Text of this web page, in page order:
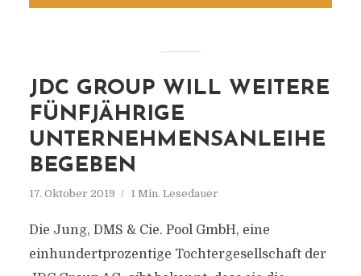
JDC GROUP WILL WEITERE
FÜNFJÄHRIGE
UNTERNEHMENSANLEIHE
BEGEBEN
17. Oktober 2019 1 Min. Lesedauer
Die Jung, DMS & Cie. Pool GmbH, eine
einhundertprozentige Tochtergesellschaft der